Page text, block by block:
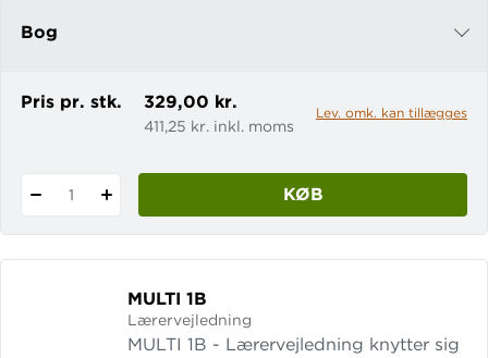
Bog
e-bog
Pris pr. stk. 329,00 kr.
411,25 kr. inkl. moms
Lev. omk. kan tillægges
1 KØB
MULTI 1B
Lærervejledning
MULTI 1B - Lærervejledning knytter sig